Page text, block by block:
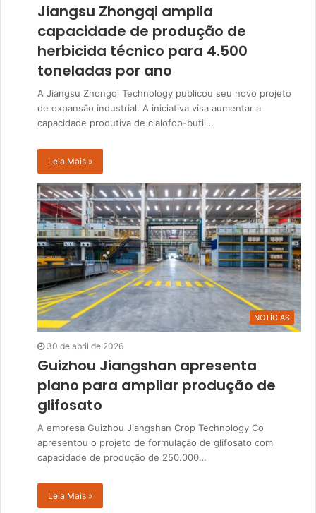
Jiangsu Zhongqi amplia
capacidade de produção de
herbicida técnico para 4.500
toneladas por ano
A Jiangsu Zhongqi Technology publicou seu novo projeto
de expansão industrial. A iniciativa visa aumentar a
capacidade produtiva de cialofop-butil…
Leia Mais »
NOTÍCIAS
30 de abril de 2026
Guizhou Jiangshan apresenta
plano para ampliar produção de
glifosato
A empresa Guizhou Jiangshan Crop Technology Co
apresentou o projeto de formulação de glifosato com
capacidade de produção de 250.000…
Leia Mais »